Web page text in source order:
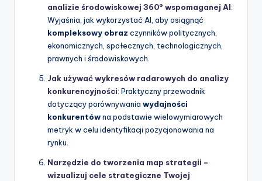
analizie środowiskowej 360° wspomaganej AI:
Wyjaśnia, jak wykorzystać AI, aby osiągnąć
kompleksowy obraz czynników politycznych,
ekonomicznych, społecznych, technologicznych,
prawnych i środowiskowych.
Jak używać wykresów radarowych do analizy
konkurencyjności: Praktyczny przewodnik
dotyczący porównywania wydajności
konkurentówna podstawie wielowymiarowych
metryk w celu identyfikacji pozycjonowania na
rynku.
Narzędzie do tworzenia map strategii –
wizualizuj cele strategiczne Twojej